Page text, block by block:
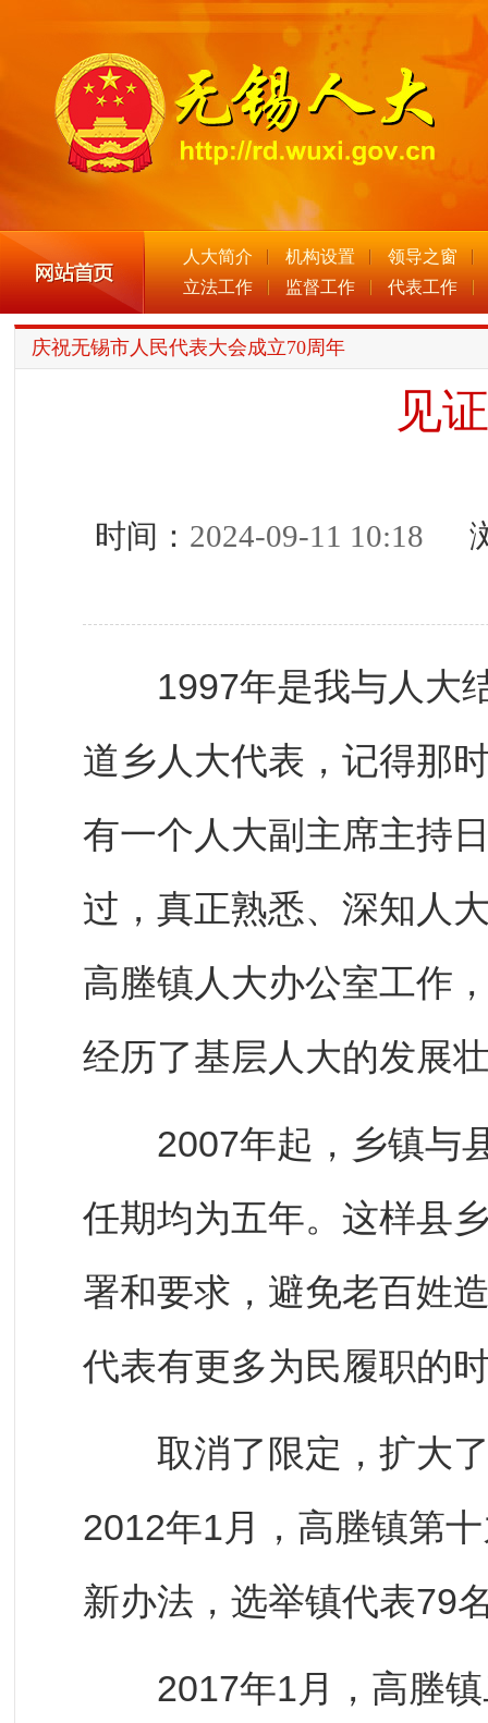
人大简介 机构设置
领导之窗
立法工作
监督工作 代表工作
庆祝无锡市人民代表大会成立70周年
见
时间： 2024-09-11 10:18 浏
1997年是我与人大结
道乡人大代表，记得那
有一个人大副主席主持
过，真正熟悉、深知人
高塍镇人大办公室工作
经历了基层人大的发展
2007年起，乡镇与县
任期均为五年。这样县
署和要求，避免老百姓
代表有更多为民履职的
取消了限定，扩大了
2012年1月，高塍镇第
新办法，选举镇代表79
2017年1月，高塍镇